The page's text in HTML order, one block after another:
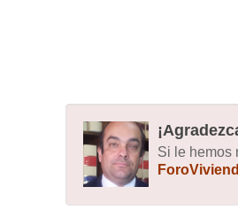
Si le hemos